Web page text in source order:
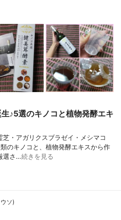
♪5選のキノコと植物発酵エキ
芝・アガリクスブラゼイ・メシマコ
のキノコと、植物発酵エキスから作
選さ…続きを見る
ソ)